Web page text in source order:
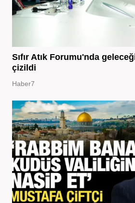
Sıfır Atık Forumu'nda
çizildi
Haber7